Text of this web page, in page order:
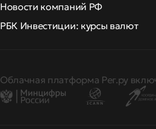
Новости компаний РФ
РБК Инвестиции: курсы валют
Облачная платформа Рег.ру